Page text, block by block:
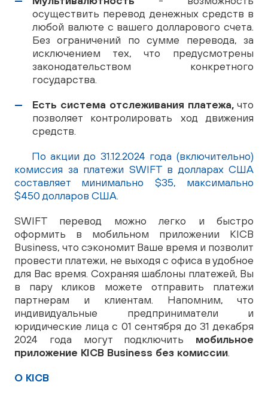
осуществить перевод денежных средств в
любой валюте с вашего долларового счета.
Без ограничений по сумме перевода, за
исключением тех, что предусмотрены
законодательством конкретного
государства.
Есть система отслеживания платежа, что
позволяет контролировать ход движения
средств.
По акции до 31.12.2024 года (включительно)
комиссия за платежи SWIFT в долларах США
составляет минимально $35, максимально
$450 долларов США.
SWIFT перевод можно легко и быстро
оформить в мобильном приложении KICB
Business, что сэкономит Ваше время и позволит
провести платежи, не выходя с офиса в удобное
для Вас время. Сохраняя шаблоны платежей, Вы
в пару кликов можете отправить платежи
партнерам и клиентам. Напомним, что
индивидуальные предприниматели и
юридические лица с 01 сентября до 31 декабря
2024 года могут подключить мобильное
приложение KICB Business без комиссии.
О KICB